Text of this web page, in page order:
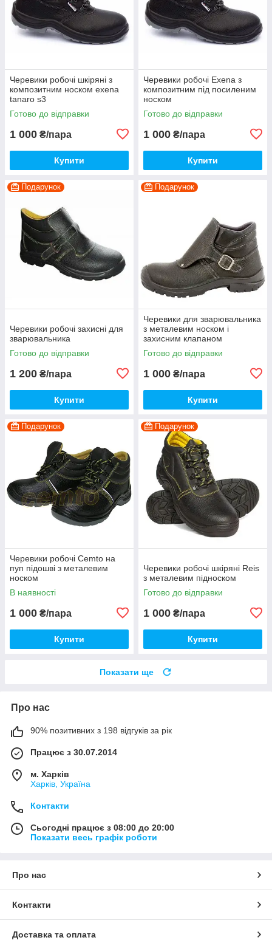
Черевики робочі шкіряні з
композитним носком exena
tanaro s3
Готово до відправки
1 000 ₴/пара
Купити
Черевики робочі Exena з
композитним під посиленим
носком
Готово до відправки
1 000 ₴/пара
Купити
Подарунок
Черевики робочі захисні для
зварювальника
Готово до відправки
1 200 ₴/пара
Купити
Подарунок
Черевики для зварювальника
з металевим носком і
захисним клапаном
Готово до відправки
1 000 ₴/пара
Купити
Подарунок
Черевики робочі Cemto на
пуп підошві з металевим
носком
В наявності
1 000 ₴/пара
Купити
Подарунок
Черевики робочі шкіряні Reis
з металевим підноском
Готово до відправки
1 000 ₴/пара
Купити
Показати ще
Про нас
90% позитивних з 198 відгуків за рік
Працює з 30.07.2014
м. Харків
Харків, Україна
Контакти
Сьогодні працює з 08:00 до 20:00
Показати весь графік роботи
Про нас
Контакти
Доставка та оплата